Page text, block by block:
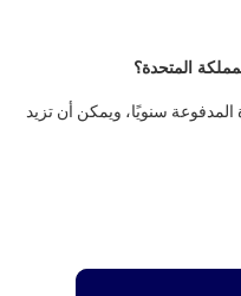
المتحدة؟
من الإجازة المدفوعة سنويًا، ويمكن أن تزيد